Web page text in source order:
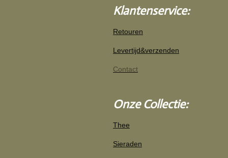
e
b
o
k
a
g
a
Klantenservice:
Retouren
Levertijd&verzenden
Contact
Onze Collectie:
Thee
Sieraden